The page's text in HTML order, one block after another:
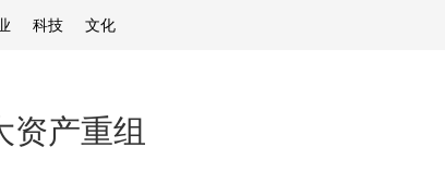
科技 文化
资产重组